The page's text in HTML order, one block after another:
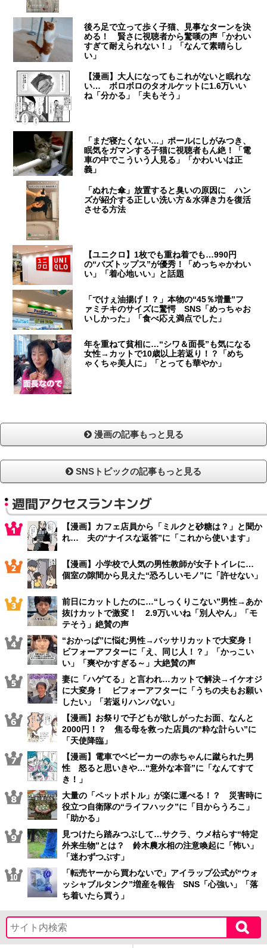
後ろ足で立って歩く子猫、見事なターンを決
める！ 賢さに視聴者から驚嘆の声「かわい
すぎて耐えられない！」「なんて素晴らし
い」
【漫画】大人になってもこれがないと眠れな
い… ボロボロのタオルケットに1.6万いい
ね「分かる」「夫もそう」
「まだ寝たくない…」ポールにしがみつき、
眠気をガマンする子猫に視聴者もん絶！「電
車の中でこういう人見る」「かわいいは正
義」
「ぬれた傘」放置すると臭いの原因に ハン
ズが紹介する正しい洗い方＆水弾き力を復活
させる方法
【ユニクロ】1枚でも重ね着でも…990円
の“バズトップス”が優秀！「めっちゃかわい
い」「着心地いい」と話題
「でけぇ油揚げ！？」本物の“45％増量”フ
ァミチキのサイズに驚愕 SNS「めっちゃお
いしかった」「食べ応え満点でした」
年を重ねて貧相に…“シワ＆面長”も気になる
女性→カットで10歳以上若返り！？「めち
ゃくちゃ美人に」「とっても華やか」
漫画の記事もっと見る
SNSトピックの記事もっと見る
週間アクセスランキング
【漫画】カフェ店員から「ミルクと砂糖は？」と聞か
れ… 夫の“ナイスな返答”に「これから使います」
【漫画】小学校で人気の男性教師が女子トイレに…
個室の隙間から見えた“恐ろしいモノ”に「許せない」
前日にカットしたのに…“しっくりこない”男性→あか
抜けカットで激変！ 2.9万いいね「別人やん」「モ
テそう」絶賛の声
“おかっぱ”に悩む男性→バッサリカットで大変身！
ビフォーアフターに「え、同じ人！？」「かっこい
い」「爽やかすぎる～」大絶賛の声
妻に「ハゲてる」と言われ…カットで解決→イケオジ
に大変身！ ビフォーアフターに「うちの夫もお願い
したい」「若返りハンパない」
【漫画】お祭りで子どもが欲しがったお面、なんと
2000円！？ 焦る母を救った店員の“粋な計らい”に
「天使降臨」
【漫画】電車でベビーカーの赤ちゃんに蹴られた男
性 怒ると思いきや…“意外な本音”に「なんてすて
き！」
大量の「ペットボトル」が楽に運べる！？ 災害時に
役立つ自衛隊の“ライフハック”に「目からうろこ」
「助かる」
見つけたら踏みつぶして…サクラ、ウメ枯らす“特定
外来生物”とは？ 鈴木農水相の注意喚起に「怖い」
「迷わずつぶす」
「転売ヤーから買わないで」アイラップ公式が“ウォ
ッシャブルタンク”増産を報告 SNS「心強い」「落
ち着いたら買う」